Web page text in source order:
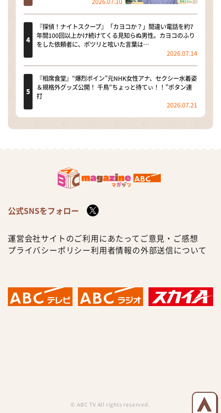
『探偵！ナイトスクープ』「カヨコか？」間違い電話を約7
年間100回以上かけ続けてくる見知らぬ男性。カヨコのふり
をした依頼者に、ポツリと呟いた言葉は…
2026.07.14
『相席食堂』“爆烈ボイン”元NHK女性アナ、セクシー水着姿
＆規格外グッズ公開！ 千鳥“ちょっと待てぃ！！”ボタン連
打
2026.07.21
公式SNSをフォロー
運営会社サイトのご利用にあたって ご意見・ご感想
プライバシーポリシー利用者情報の外部送信について
© ABC TV All rights reserved.